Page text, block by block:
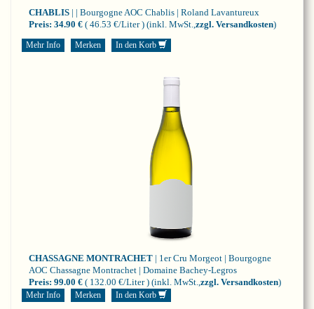
CHABLIS | | Bourgogne AOC Chablis | Roland Lavantureux
Preis: 34.90 € ( 46.53 €/Liter ) (inkl. MwSt., zzgl. Versandkosten)
Mehr Info Merken In den Korb
CHASSAGNE MONTRACHET | 1er Cru Morgeot | Bourgogne
AOC Chassagne Montrachet | Domaine Bachey-Legros
Preis: 99.00 € ( 132.00 €/Liter ) (inkl. MwSt., zzgl. Versandkosten)
Mehr Info Merken In den Korb